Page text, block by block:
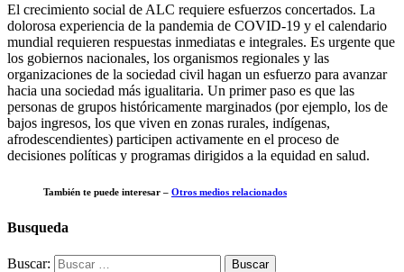
El crecimiento social de ALC requiere esfuerzos concertados. La
dolorosa experiencia de la pandemia de COVID-19 y el calendario
mundial requieren respuestas inmediatas e integrales. Es urgente que
los gobiernos nacionales, los organismos regionales y las
organizaciones de la sociedad civil hagan un esfuerzo para avanzar
hacia una sociedad más igualitaria. Un primer paso es que las
personas de grupos históricamente marginados (por ejemplo, los de
bajos ingresos, los que viven en zonas rurales, indígenas,
afrodescendientes) participen activamente en el proceso de
decisiones políticas y programas dirigidos a la equidad en salud.
También te puede interesar – Otros medios relacionados
Busqueda
Buscar: